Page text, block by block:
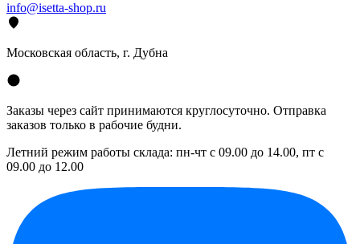
info@isetta-shop.ru
Московская область, г. Дубна
Заказы через сайт принимаются круглосуточно. Отправка
заказов только в рабочие будни.
Летний режим работы склада: пн-чт с 09.00 до 14.00, пт с
09.00 до 12.00